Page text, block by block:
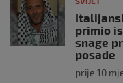
primio
snage
posade
prije 10